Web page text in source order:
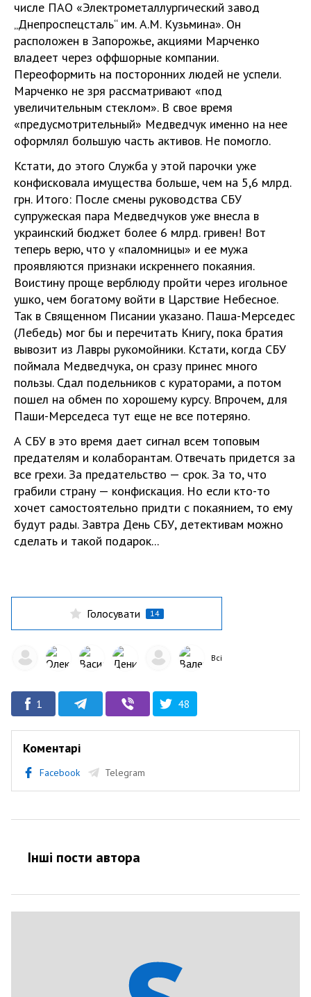
числе ПАО «Электрометаллургический завод
„Днепроспецсталь“ им. А.М. Кузьмина». Он
расположен в Запорожье, акциями Марченко
владеет через оффшорные компании.
Переоформить на посторонних людей не успели.
Марченко не зря рассматривают «под
увеличительным стеклом». В свое время
«предусмотрительный» Медведчук именно на нее
оформлял большую часть активов. Не помогло.
Кстати, до этого Служба у этой парочки уже
конфисковала имущества больше, чем на 5,6 млрд.
грн. Итого: После смены руководства СБУ
супружеская пара Медведчуков уже внесла в
украинский бюджет более 6 млрд. гривен! Вот
теперь верю, что у «паломницы» и ее мужа
проявляются признаки искреннего покаяния.
Воистину проще верблюду пройти через игольное
ушко, чем богатому войти в Царствие Небесное.
Так в Священном Писании указано. Паша-Мерседес
(Лебедь) мог бы и перечитать Книгу, пока братия
вывозит из Лавры рукомойники. Кстати, когда СБУ
поймала Медведчука, он сразу принес много
пользы. Сдал подельников с кураторами, а потом
пошел на обмен по хорошему курсу. Впрочем, для
Паши-Мерседеса тут еще не все потеряно.
А СБУ в это время дает сигнал всем топовым
предателям и колаборантам. Отвечать придется за
все грехи. За предательство — срок. За то, что
грабили страну — конфискация. Но если кто-то
хочет самостоятельно придти с покаянием, то ему
будут рады. Завтра День СБУ, детективам можно
сделать и такой подарок...
Голосувати 14
Всі
1 48
Коментарі
Facebook Telegram
Інші пости автора